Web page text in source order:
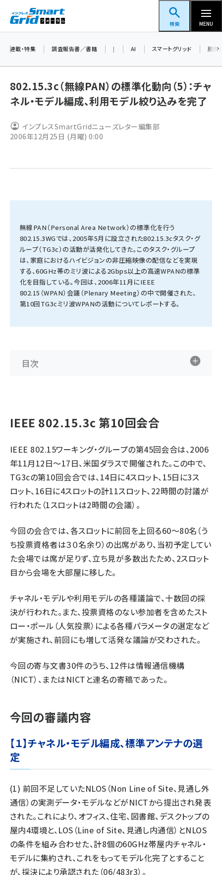
ン
スマートグリッドフォーラム
検索 MENU
新井 (344)
新井宏征 (277)
大串 (210)
タンデム (140)
連載・特集 調査報告書／書籍 | AI スマートグリッド 脱炭
802.15.3c（無線PAN）の標準化動向（5）：チャ
ネル・モデル編成、利用モデル絞り込みを完了
インプレスSmartGridニューズレター編集部
2006年12月25日 (月曜) 0:00
無線PAN（Personal Area Network）の標準化を行う
802.15.3WGでは、2005年5月に設立された802.15.3cタスク・グ
ループ（TG3c）の活動が活発化してきた。このタスク・グループ
は、家庭におけるハイビジョンの非圧縮映像の配信などを実現
する、60GHz帯のミリ波による2Gbps以上の高速WPANの標準
化を目指している。今回は、2006年11月にIEEE
802.15（WPAN）会議（Plenary Meeting）の中で開催された、
第10回TG3cミリ波WPANの活動についてレポートする。
目次
IEEE 802.15.3c 第10回会合
IEEE 802.15ワーキング・グループの第45回会合は、2006
年11月12日～17日、米国ダラスで開催された。この中で、
TG3cの第10回会合では、14日に4スロット、15日に3ス
ロット、16日に4スロットの計11スロット、22時間の討議が
行われた（1スロットは2時間の会議）。
今回の会合では、各スロットに前回を上回る60～80名（う
ち投票資格者は３０名余り）の出席があり、当初予定してい
た会場では席が足りず、立ち見が多数出たため、2スロット
目から会場を大部屋に移した。
チャネル・モデルや利用モデルの各種議論で、十数回の採
決が行われた。また、投票資格のない参加者を含めたスト
ロー・ポール（人気投票）による各種パラメータの選定など
が実施され、前回にも増して活発な議論が交わされた。
今回の寄与文書30件のうち、12件は情報通信機構
（NICT）、またはNICTと連名の寄稿であった。
今回の審議内容
【１】チャネル・モデル編成、標準アンテナの選
定
(1) 前回不足していたNLOS（Non Line of Site、見通し外
通信）の実測データ・モデルなどがNICTから提出され発表
された。これにより、オフィス、住宅、図書館、デスクトップの
屋内4環境と、LOS（Line of Site、見通し内通信）とNLOS
の条件を組み合わせた、計8個の60GHz帯屋内チャネル・
モデルに集約され、これをもってモデル化完了とすること
が、採決により承認された（06/483r3）。